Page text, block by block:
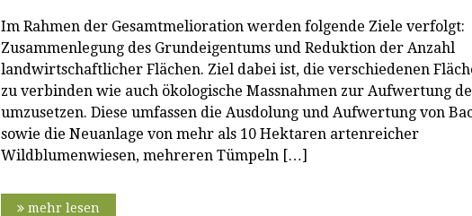
Im Rahmen der Gesamtmelioration werden folgende Ziele verfolgt:
Zusammenlegung des Grundeigentums und Reduktion der Anzahl
landwirtschaftlicher Flächen. Ziel dabei ist, die verschiedenen
zu verbinden wie auch ökologische Massnahmen zur Aufwertung
umzusetzen. Diese umfassen die Ausdolung und Aufwertung von
sowie die Neuanlage von mehr als 10 Hektaren artenreicher
Wildblumenwiesen, mehreren Tümpeln […]
mehr lesen